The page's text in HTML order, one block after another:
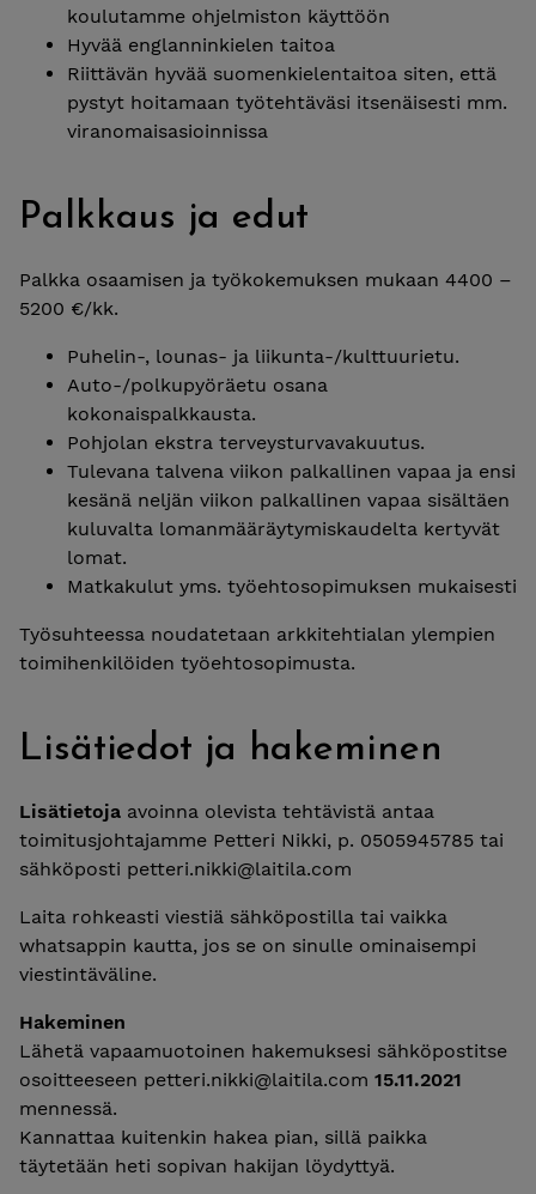
koulutamme ohjelmiston käyttöön
Hyvää englanninkielen taitoa
Riittävän hyvää suomenkielentaitoa siten, että
pystyt hoitamaan työtehtäväsi itsenäisesti mm.
viranomaisasioinnissa
Palkkaus ja edut
Palkka osaamisen ja työkokemuksen mukaan 4400 –
5200 €/kk.
Puhelin-, lounas- ja liikunta-/kulttuurietu.
Auto-/polkupyöräetu osana
kokonaispalkkausta.
Pohjolan ekstra terveysturvavakuutus.
Tulevana talvena viikon palkallinen vapaa ja ensi
kesänä neljän viikon palkallinen vapaa sisältäen
kuluvalta lomanmääräytymiskaudelta kertyvät
lomat.
Matkakulut yms. työehtosopimuksen mukaisesti
Työsuhteessa noudatetaan arkkitehtialan ylempien
toimihenkilöiden työehtosopimusta.
Lisätiedot ja hakeminen
Lisätietoja avoinna olevista tehtävistä antaa
toimitusjohtajamme Petteri Nikki, p. 0505945785 tai
sähköposti petteri.nikki@laitila.com
Laita rohkeasti viestiä sähköpostilla tai vaikka
whatsappin kautta, jos se on sinulle ominaisempi
viestintäväline.
Hakeminen
Lähetä vapaamuotoinen hakemuksesi sähköpostitse
osoitteeseen petteri.nikki@laitila.com 15.11.2021
mennessä.
Kannattaa kuitenkin hakea pian, sillä paikka
täytetään heti sopivan hakijan löydyttyä.